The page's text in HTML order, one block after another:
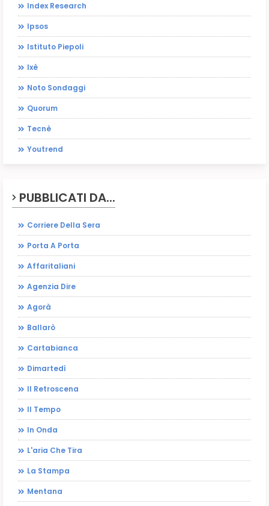
Index Research
Ipsos
Istituto Piepoli
Ixè
Noto Sondaggi
Quorum
Tecnè
Youtrend
PUBBLICATI DA...
Corriere Della Sera
Porta A Porta
Affaritaliani
Agenzia Dire
Agorà
Ballarò
Cartabianca
Dimartedì
Il Retroscena
Il Tempo
In Onda
L'aria Che Tira
La Stampa
Mentana